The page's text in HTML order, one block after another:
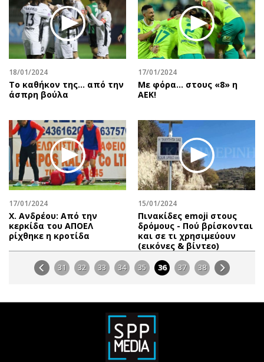
18/01/2024
Το καθήκον της... από την
άσπρη βούλα
17/01/2024
Με φόρα… στους «8» η
ΑΕΚ!
17/01/2024
Χ. Ανδρέου: Από την
κερκίδα του ΑΠΟΕΛ
ρίχθηκε η κροτίδα
15/01/2024
Πινακίδες emoji στους
δρόμους - Πού βρίσκονται
και σε τι χρησιμεύουν
(εικόνες & βίντεο)
31 32 33 34 35 36 37 38